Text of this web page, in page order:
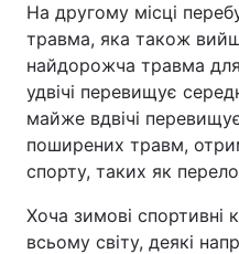
На другому місці
травма, яка також
найдорожча травма
удвічі перевищує
майже вдвічі
поширених травм,
спорту, таких як
Хоча зимові
всьому світу, деякі